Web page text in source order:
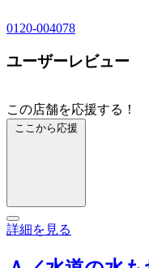
0120-004078
ユーザーレビュー
この店舗を応援する！
ここから応援
詳細を見る